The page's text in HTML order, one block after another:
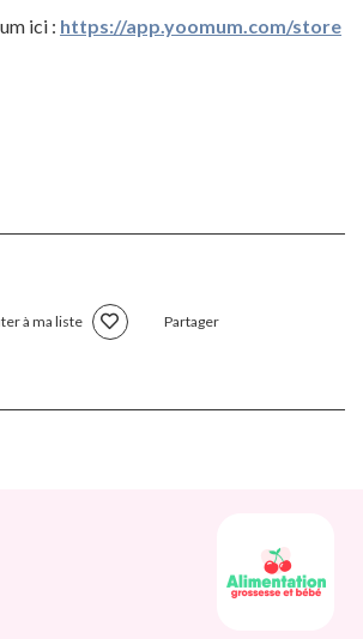
ici : https://app.yoomum.com/store
à ma liste Partager